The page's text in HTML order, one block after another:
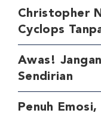
Christopher
Cyclops
Awas!
Sendirian
Penuh